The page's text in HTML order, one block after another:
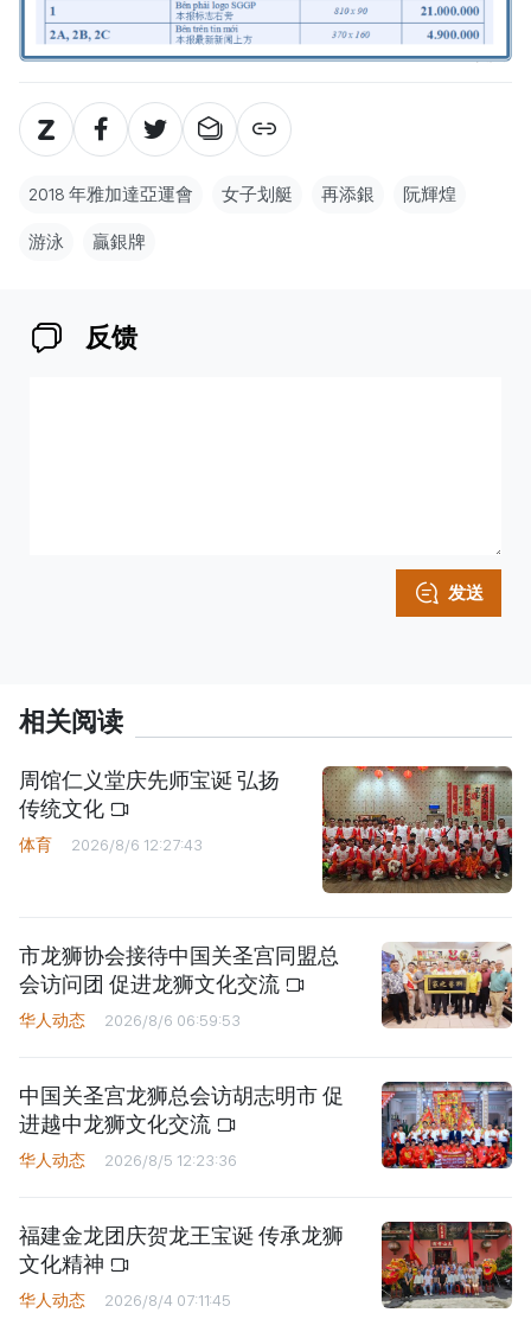
2018 年雅加達亞運會 女子划艇 再添銀 阮輝煌
游泳 贏銀牌
反馈
发送
相关阅读
周馆仁义堂庆先师宝诞 弘扬
传统文化
体育 2026/8/6 12:27:43
市龙狮协会接待中国关圣宫同盟总
会访问团 促进龙狮文化交流
华人动态 2026/8/6 06:59:53
中国关圣宫龙狮总会访胡志明市 促
进越中龙狮文化交流
华人动态 2026/8/5 12:23:36
福建金龙团庆贺龙王宝诞 传承龙狮
文化精神
华人动态 2026/8/4 07:11:45